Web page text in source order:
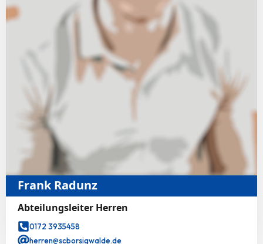
Frank Radunz
Abteilungsleiter Herren
0172 3935458
herren@scborsigwalde.de